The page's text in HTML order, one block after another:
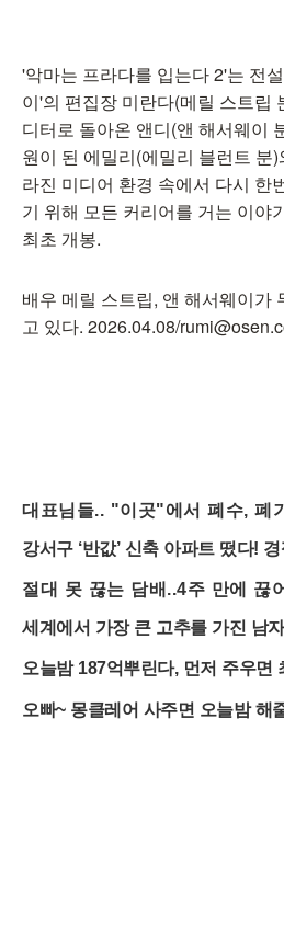
'악마는 프라다를 입는다 2'는 전
이'의 편집장 미란다(메릴 스트립
디터로 돌아온 앤디(앤 해서웨이
원이 된 에밀리(에밀리 블런트 분
라진 미디어 환경 속에서 다시 한
기 위해 모든 커리어를 거는 이야
최초 개봉.
배우 메릴 스트립, 앤 해서웨이가
고 있다. 2026.04.08/